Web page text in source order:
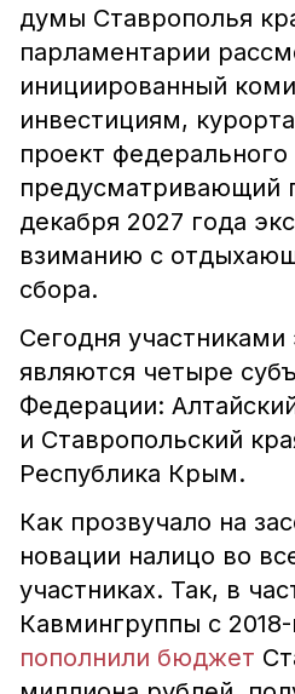
думы Ставрополья
парламентарии
инициированный
инвестициям,
проект федерального
предусматривающий
декабря 2027 года
взиманию с
сбора.
Сегодня
являются четыре
Федерации:
и Ставропольский
Республика Крым.
Как прозвучало на
новации налицо во
участниках. Так, в
Кавмингруппы с
пополнили бюджет